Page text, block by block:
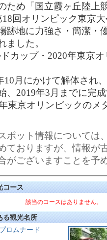
ため「国立霞ヶ丘陸上
回オリンピック東京
跡地に力強さ・簡潔・
ました。
カップ・2020年東京
10月にかけて解体され
、2019年3月までに完
東京オリンピックのメ
ポット情報については
ておりますが、情報が
がございますことを予
コース
該当のコースはありません。
る観光名所
ロムナード